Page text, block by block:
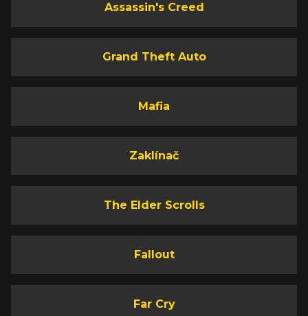
Assassin's Creed
Grand Theft Auto
Mafia
Zaklínač
The Elder Scrolls
Fallout
Far Cry